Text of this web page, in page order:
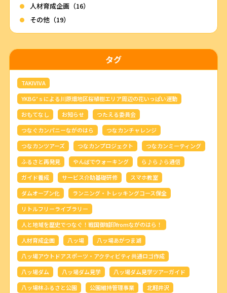
人材育成企画（16）
その他（19）
タグ
TAKIVIVA
YKBG’ｓによる川原畑地区桜植樹エリア周辺の花いっぱい運動
おもてなし
お知らせ
つたえる委員会
つなぐカンパニーながのはら
つなカンチャレンジ
つなカンツアーズ
つなカンプロジェクト
つなカンミーティング
ふるさと再発見
やんばでウォーキング
ら♪ら♪ら通信
ガイド養成
サービス介助基礎研修
スマホ教室
ダムオープン化
ランニング・トレッキングコース保全
リトルフリーライブラリー
人と地域を歴史でつなぐ！戦国御城印fromながのはら！
人材育成企画
八ッ場
八ッ場あがつま湖
八ッ場アウトドアスポーツ・アクティビティ共通ロゴ作成
八ッ場ダム
八ッ場ダム見学
八ッ場ダム見学ツアーガイド
八ッ場林ふるさと公園
公園維持管理事業
北軽井沢